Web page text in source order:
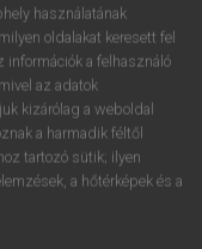
használatának
oldalakat keresett fel
információk a felhasználó
az adatok
kizárólag a weboldal
a harmadik féltől
tartozó sütik; ilyen
a hőtérképek és a
AltGr